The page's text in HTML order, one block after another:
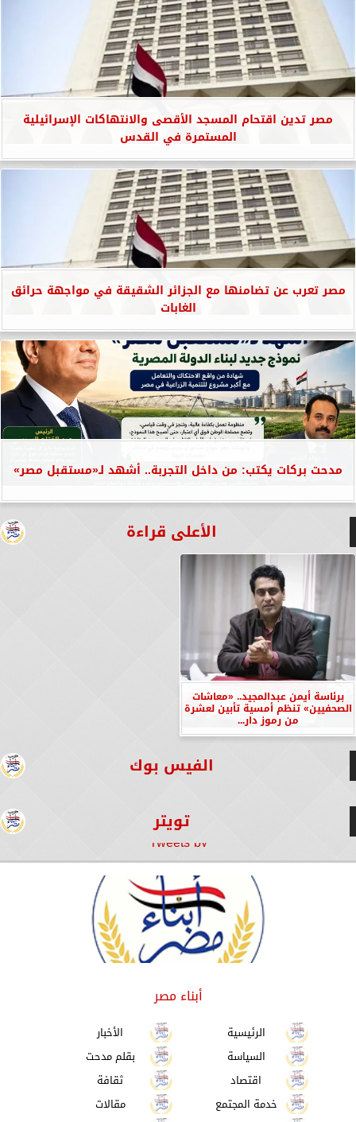
مصر تدين اقتحام المسجد الأقصى والانتهاكات الإسرائيلية
المستمرة في القدس
مصر تعرب عن تضامنها مع الجزائر الشقيقة في مواجهة حرائق
الغابات
مدحت بركات يكتب: من داخل التجربة.. أشهد لـ«مستقبل مصر»
الأعلى قراءة
برئاسة أيمن عبدالمجيد.. «معاشات
الصحفيين» تنظم أمسية تأبين لعشرة
من رموز دار...
الفيس بوك
تويتر
Tweets by
أبناء مصر
الرئيسية
الأخبار
السياسة
بقلم مدحت
اقتصاد
ثقافة
خدمة المجتمع
مقالات